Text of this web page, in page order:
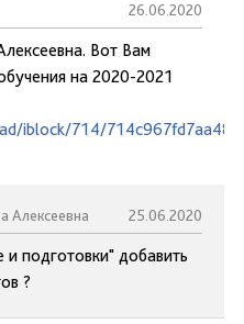
26.06.2020
Вот Вам
на 2020-2021
iblock/714/
Алексеевна 25.06.2020
и подготовки" добавить
?